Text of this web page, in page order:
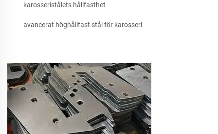
karosseristålets hållfasthet
avancerat höghållfast stål för karosseri